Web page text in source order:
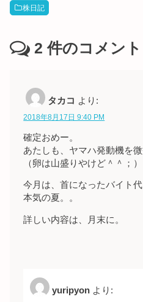
株日記
2 件のコメント
タカコ より:
2018年8月17日 9:40 PM
確定おめー。
あたしも、ヤマハ発動機を微
（卵は山盛りやけど＾＾；）
今月は、首になったバイト
本気の夏。。
詳しい内容は、月末に。
yuripyon より: